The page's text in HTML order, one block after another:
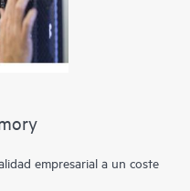
empresarial a un coste